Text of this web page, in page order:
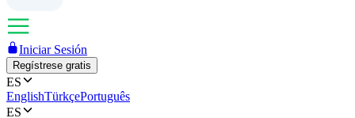
Iniciar Sesión
Regístrese gratis
ES
EnglishTürkçePortuguês
ES